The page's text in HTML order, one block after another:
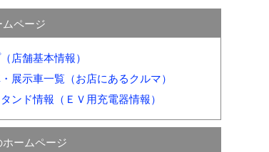
ムページ
店舗基本情報）
展示車一覧（お店にあるクルマ）
ンド情報（ＥＶ用充電器情報）
ームページ